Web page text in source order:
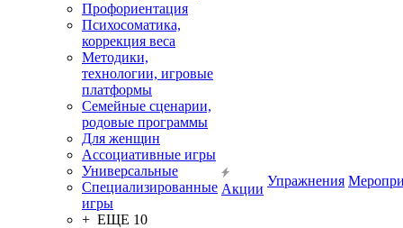
Профориентация
Психосоматика,
коррекция веса
Методики,
технологии, игровые
платформы
Семейные сценарии,
родовые программы
Для женщин
Ассоциативные игры
Универсальные
Специализированные
игры
+ ЕЩЕ 10
Акции
Упражнения